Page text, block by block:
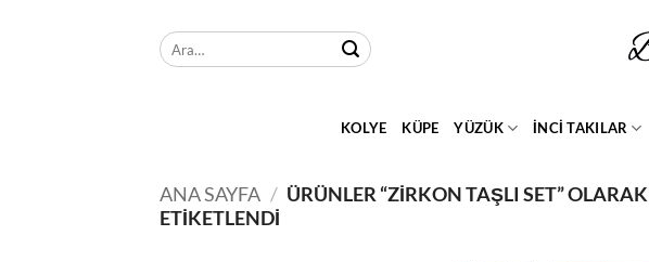
Ara:
KOLYE KÜPE YÜZÜK İNCİ TAKILAR
ANA SAYFA / ÜRÜNLER “ZIRKON TAŞLI SET” OLARAK
ETIKETLENDI